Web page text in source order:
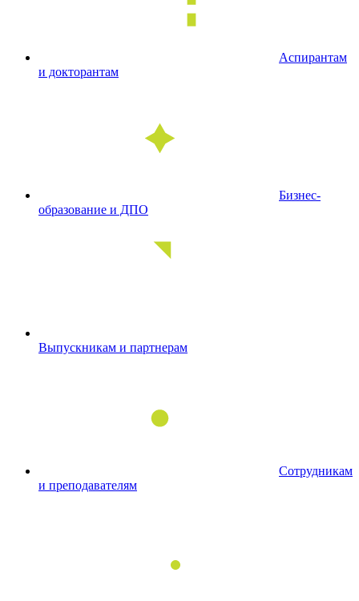
Аспирантам
и докторантам
Бизнес-
образование и ДПО
Выпускникам и партнерам
Сотрудникам
и преподавателям